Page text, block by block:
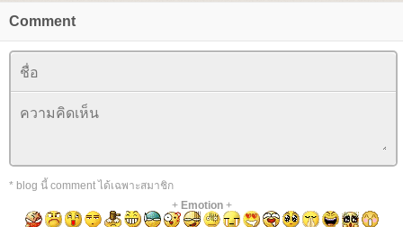
Comment
* blog นี้ comment ได้เฉพาะสมาชิก
+ Emotion+